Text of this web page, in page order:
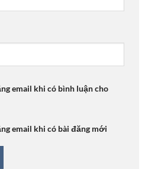
email khi có bình luận cho
email khi có bài đăng mới